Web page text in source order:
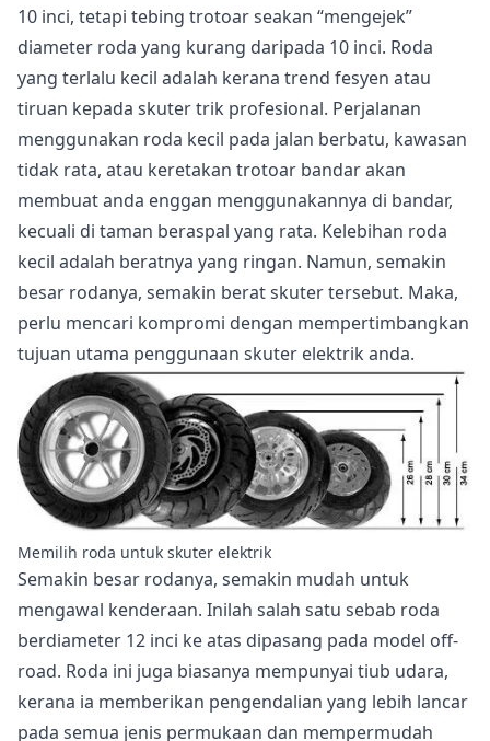
10 inci, tetapi tebing trotoar seakan “mengejek”
diameter roda yang kurang daripada 10 inci. Roda
yang terlalu kecil adalah kerana trend fesyen atau
tiruan kepada skuter trik profesional. Perjalanan
menggunakan roda kecil pada jalan berbatu, kawasan
tidak rata, atau keretakan trotoar bandar akan
membuat anda enggan menggunakannya di bandar,
kecuali di taman beraspal yang rata. Kelebihan roda
kecil adalah beratnya yang ringan. Namun, semakin
besar rodanya, semakin berat skuter tersebut. Maka,
perlu mencari kompromi dengan mempertimbangkan
tujuan utama penggunaan skuter elektrik anda.
Memilih roda untuk skuter elektrik
Semakin besar rodanya, semakin mudah untuk
mengawal kenderaan. Inilah salah satu sebab roda
berdiameter 12 inci ke atas dipasang pada model off-
road. Roda ini juga biasanya mempunyai tiub udara,
kerana ia memberikan pengendalian yang lebih lancar
pada semua jenis permukaan dan mempermudah